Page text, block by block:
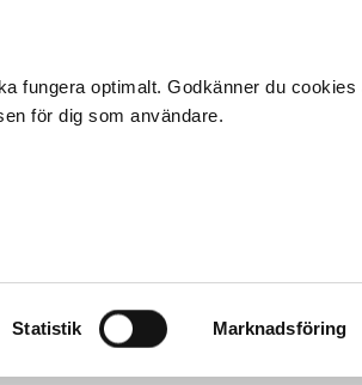
fungera optimalt. Godkänner du
för dig som användare.
Statistik Marknadsföring